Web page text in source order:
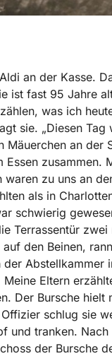
an der Kasse.
ist fast 95 Jahre
was ich
sie. „Diesen Tag
Mäuerchen an der
zusammen.
zu uns an
als in
schwierig
Terrassentür zwei
den Beinen,
Abstellkammer
Eltern
Der Bursche hielt
schlug sie
und tranken. Nach
der Bursche